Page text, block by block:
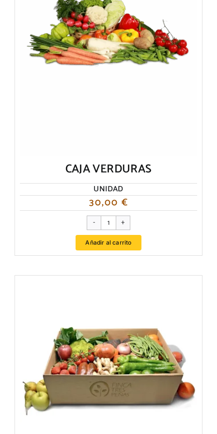
CAJA VERDURAS
UNIDAD
30,00 €
CAJA
VERDURAS
cantidad
Añadir al carrito